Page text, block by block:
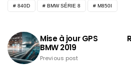
840D BMW SÉRIE 8 M850I
Mise à jour GPS
BMW 2019
Previous post